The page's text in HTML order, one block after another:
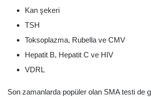
Kan şekeri
TSH
Toksoplazma, Rubella ve CMV
Hepatit B, Hepatit C ve HIV
VDRL
Son zamanlarda popüler olan SMA testi de